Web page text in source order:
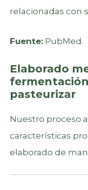
relacionadas con
Fuente: PubMed.
Elaborado
pasteurizar
Nuestro proceso
características
elaborado de